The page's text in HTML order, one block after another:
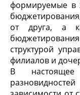
формируемые в
от друга, а
структурой
филиалов и
В